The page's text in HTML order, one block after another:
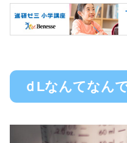
ｄLなんてなん